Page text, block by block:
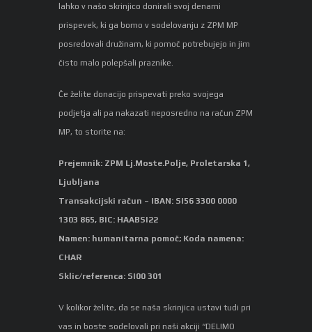
lahko v našo skrinjico donirali svoj denarni
prispevek, ki ga bomo v sodelovanju z ZPM MP
posredovali družinam, ki pomoč potrebujejo in jim
čisto malo polepšali praznike.
Če želite donacijo prispevati preko svojega
podjetja ali pa nakazati neposredno na račun ZPM
MP, to storite na:
Prejemnik: ZPM Lj.Moste.Polje, Proletarska 1,
Ljubljana
Transakcijski račun – IBAN: SI56 3300 0000
1303 865, BIC: HAABSI22
Namen: humanitarna pomoč; Koda namena:
CHAR
Sklic/referenca: SI00 301
V kolikor želite, da se naša skrinjica ustavi tudi pri
vas in boste sodelovali pri naši akciji “DELIMO